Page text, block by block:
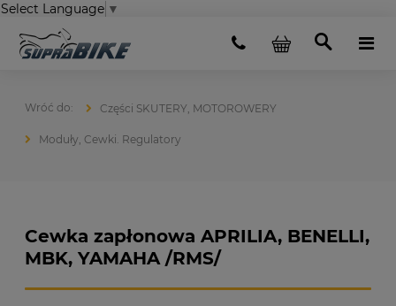
Select Language ▼
Części SKUTERY, MOTOROWERY
Moduły, Cewki. Regulatory
Cewka zapłonowa APRILIA, BENELLI,
MBK, YAMAHA /RMS/